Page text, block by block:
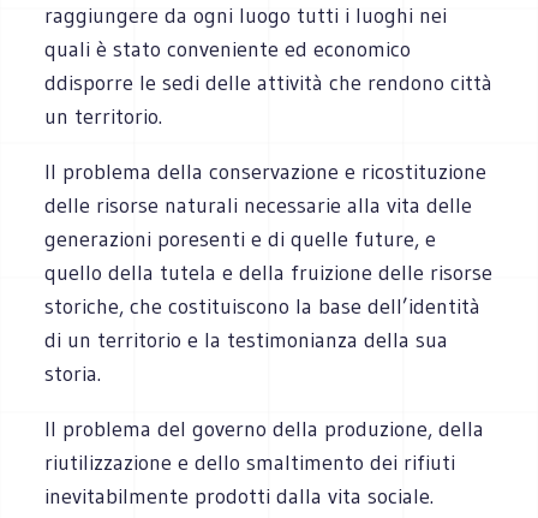
raggiungere da ogni luogo tutti i luoghi nei
quali è stato conveniente ed economico
ddisporre le sedi delle attività che rendono città
un territorio.
Il problema della conservazione e ricostituzione
delle risorse naturali necessarie alla vita delle
generazioni poresenti e di quelle future, e
quello della tutela e della fruizione delle risorse
storiche, che costituiscono la base dell’identità
di un territorio e la testimonianza della sua
storia.
Il problema del governo della produzione, della
riutilizzazione e dello smaltimento dei rifiuti
inevitabilmente prodotti dalla vita sociale.